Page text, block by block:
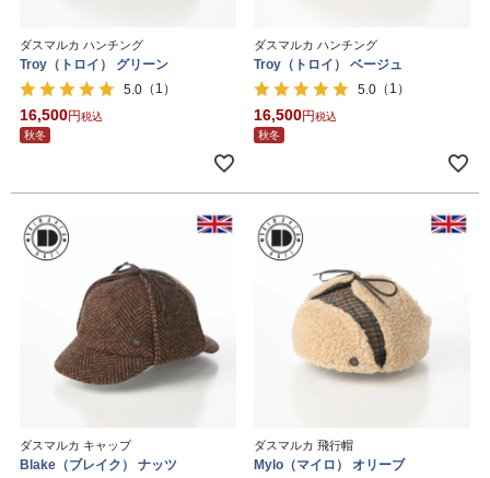
ダスマルカ ハンチング
Troy（トロイ） グリーン
5.0 （1）
16,500
税込
秋冬
ダスマルカ ハンチング
Troy（トロイ） ベージュ
5.0 （1）
16,500
税込
秋冬
ダスマルカ キャップ
Blake（ブレイク） ナッツ
ダスマルカ 飛行帽
Mylo（マイロ） オリーブ